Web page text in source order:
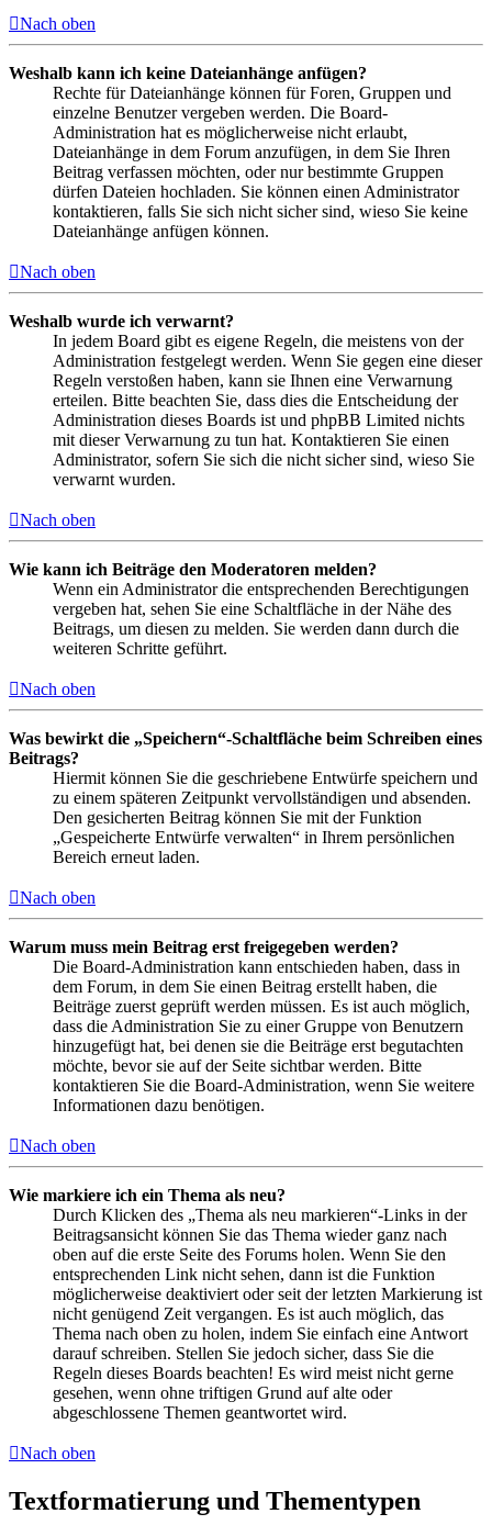
Nach oben
Weshalb kann ich keine Dateianhänge anfügen?
Rechte für Dateianhänge können für Foren, Gruppen und
einzelne Benutzer vergeben werden. Die Board-
Administration hat es möglicherweise nicht erlaubt,
Dateianhänge in dem Forum anzufügen, in dem Sie Ihren
Beitrag verfassen möchten, oder nur bestimmte Gruppen
dürfen Dateien hochladen. Sie können einen Administrator
kontaktieren, falls Sie sich nicht sicher sind, wieso Sie keine
Dateianhänge anfügen können.
Nach oben
Weshalb wurde ich verwarnt?
In jedem Board gibt es eigene Regeln, die meistens von der
Administration festgelegt werden. Wenn Sie gegen eine dieser
Regeln verstoßen haben, kann sie Ihnen eine Verwarnung
erteilen. Bitte beachten Sie, dass dies die Entscheidung der
Administration dieses Boards ist und phpBB Limited nichts
mit dieser Verwarnung zu tun hat. Kontaktieren Sie einen
Administrator, sofern Sie sich die nicht sicher sind, wieso Sie
verwarnt wurden.
Nach oben
Wie kann ich Beiträge den Moderatoren melden?
Wenn ein Administrator die entsprechenden Berechtigungen
vergeben hat, sehen Sie eine Schaltfläche in der Nähe des
Beitrags, um diesen zu melden. Sie werden dann durch die
weiteren Schritte geführt.
Nach oben
Was bewirkt die „Speichern“-Schaltfläche beim Schreiben eines
Beitrags?
Hiermit können Sie die geschriebene Entwürfe speichern und
zu einem späteren Zeitpunkt vervollständigen und absenden.
Den gesicherten Beitrag können Sie mit der Funktion
„Gespeicherte Entwürfe verwalten“ in Ihrem persönlichen
Bereich erneut laden.
Nach oben
Warum muss mein Beitrag erst freigegeben werden?
Die Board-Administration kann entschieden haben, dass in
dem Forum, in dem Sie einen Beitrag erstellt haben, die
Beiträge zuerst geprüft werden müssen. Es ist auch möglich,
dass die Administration Sie zu einer Gruppe von Benutzern
hinzugefügt hat, bei denen sie die Beiträge erst begutachten
möchte, bevor sie auf der Seite sichtbar werden. Bitte
kontaktieren Sie die Board-Administration, wenn Sie weitere
Informationen dazu benötigen.
Nach oben
Wie markiere ich ein Thema als neu?
Durch Klicken des „Thema als neu markieren“-Links in der
Beitragsansicht können Sie das Thema wieder ganz nach
oben auf die erste Seite des Forums holen. Wenn Sie den
entsprechenden Link nicht sehen, dann ist die Funktion
möglicherweise deaktiviert oder seit der letzten Markierung ist
nicht genügend Zeit vergangen. Es ist auch möglich, das
Thema nach oben zu holen, indem Sie einfach eine Antwort
darauf schreiben. Stellen Sie jedoch sicher, dass Sie die
Regeln dieses Boards beachten! Es wird meist nicht gerne
gesehen, wenn ohne triftigen Grund auf alte oder
abgeschlossene Themen geantwortet wird.
Nach oben
Textformatierung und Thementypen